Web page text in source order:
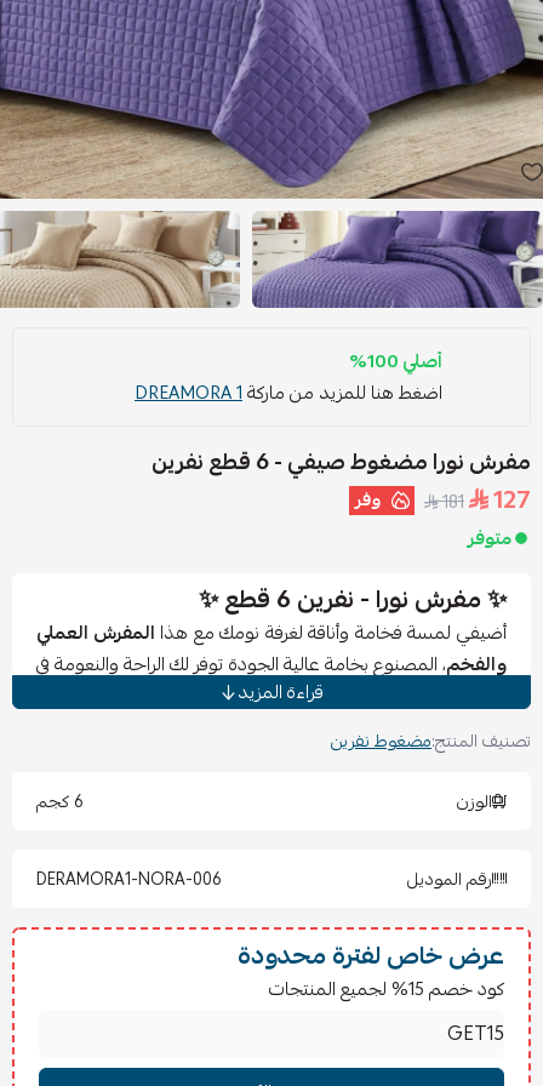
أصلي 100%
اضغط هنا للمزيد من ماركةDREAMORA 1
مفرش نورا مضغوط صيفي - 6 قطع نفرين
127
181 وفر
متوفر
✨ مفرش نورا - نفرين 6 قطع ✨
أضيفي لمسة فخامة وأناقة لغرفة نومك مع هذا المفرش العملي
والفخم، المصنوع بخامة عالية الجودة توفر لك الراحة والنعومة في
يجمع بين التصميم الأنيق والخامة العملية ليمنحك مظهراً متجددًا
وسهولة في الاستخدام.
📦 تفاصيل القطع (نفرين – 6 قطع):
1 شرشف مغاط:
2 تلبيس خدادية:
45×45 سم
🧺 تعليمات الغسيل والكي:
قراءة المزيد
تصنيف المنتج:مضغوط نفرين
الوزن
6 كجم
رقم الموديل DERAMORA1-NORA-006
عرض خاص لفترة محدودة
كود خصم 15% لجميع المنتجات